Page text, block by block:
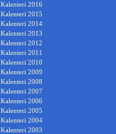
Kalenteri 2016
Kalenteri 2015
Kalenteri 2014
Kalenteri 2013
Kalenteri 2012
Kalenteri 2011
Kalenteri 2010
Kalenteri 2009
Kalenteri 2008
Kalenteri 2007
Kalenteri 2006
Kalenteri 2005
Kalenteri 2004
Kalenteri 2003